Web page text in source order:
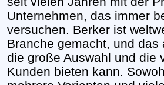
Unternehmen, das immer
versuchen. Berker ist
Branche gemacht, und
die große Auswahl und die
Kunden bieten kann.